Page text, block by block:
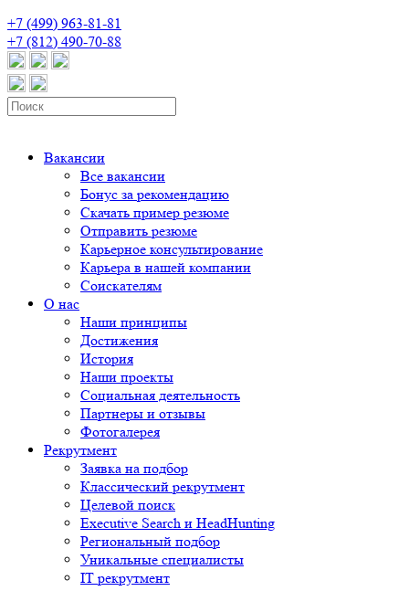
+7 (499) 963-81-81
+7 (812) 490-70-88
Вакансии
Все вакансии
Бонус за рекомендацию
Скачать пример резюме
Отправить резюме
Карьерное консультирование
Карьера в нашей компании
Соискателям
О нас
Наши принципы
Достижения
История
Наши проекты
Социальная деятельность
Партнеры и отзывы
Фотогалерея
Рекрутмент
Заявка на подбор
Классический рекрутмент
Целевой поиск
Executive Search и HeadHunting
Региональный подбор
Уникальные специалисты
IT рекрутмент